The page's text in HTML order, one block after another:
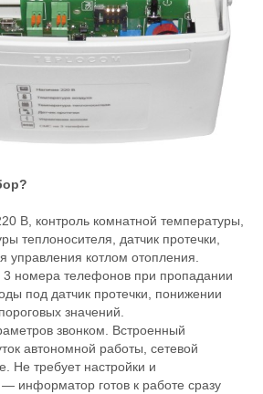
В, контроль комнатной температуры,
теплоносителя, датчик протечки,
управления котлом отопления.
номера телефонов при пропадании
под датчик протечки, понижении
значений.
звонком. Встроенный
автономной работы, сетевой
Не требует настройки и
информатор готов к работе сразу